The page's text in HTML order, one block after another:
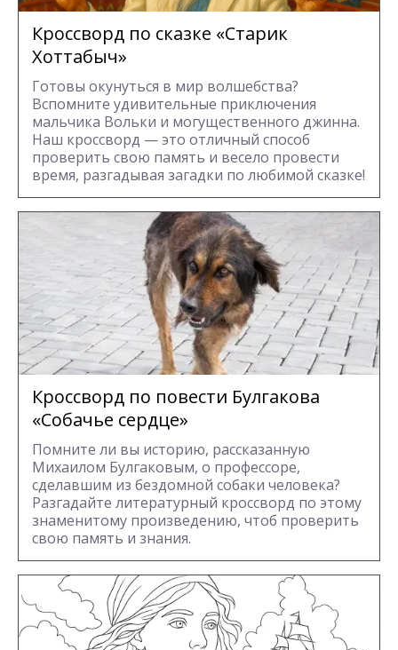
Кроссворд по сказке «Старик
Хоттабыч»
Готовы окунуться в мир волшебства?
Вспомните удивительные приключения
мальчика Вольки и могущественного джинна.
Наш кроссворд — это отличный способ
проверить свою память и весело провести
время, разгадывая загадки по любимой сказке!
Кроссворд по повести Булгакова
«Собачье сердце»
Помните ли вы историю, рассказанную
Михаилом Булгаковым, о профессоре,
сделавшим из бездомной собаки человека?
Разгадайте литературный кроссворд по этому
знаменитому произведению, чтоб проверить
свою память и знания.